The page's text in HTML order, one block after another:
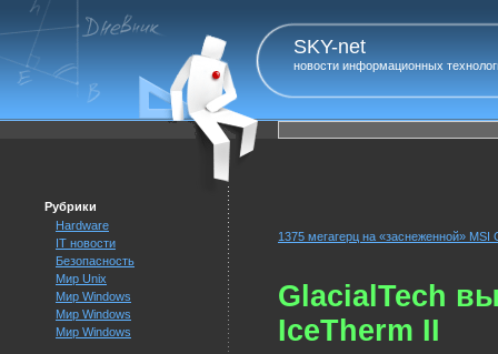
SKY-net
новости информационных
Рубрики
Hardware
IT новости
Безопасность
Мир Unix
Мир Windows
Мир Windows
Мир Windows
1375 мегагерц на «заснеженной» MSI
GlacialTech
IceTherm II